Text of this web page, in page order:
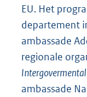
EU. Het
departement
ambassade
regionale
ambassade